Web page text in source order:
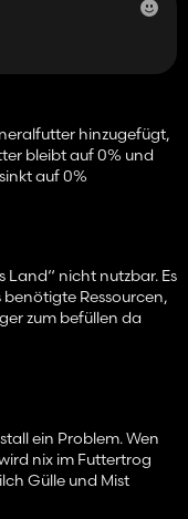
hinzugefügt,
bleibt auf 0% und
auf 0%
Land“ nicht nutzbar. Es
Ressourcen,
zum befüllen da
ein Problem. Wen
nix im Futtertrog
Gülle und Mist